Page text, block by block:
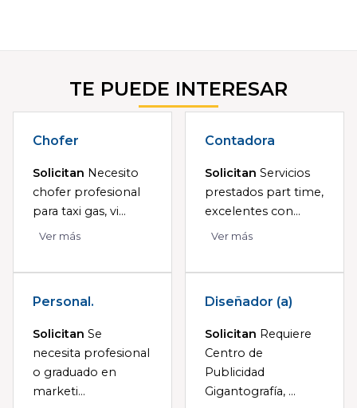
TE PUEDE INTERESAR
Chofer
Solicitan Necesito
chofer profesional
para taxi gas, vi...
Ver más
Contadora
Solicitan Servicios
prestados part time,
excelentes con...
Ver más
Personal.
Solicitan Se
necesita profesional
o graduado en
marketi...
Diseñador (a)
Solicitan Requiere
Centro de
Publicidad
Gigantografía, ...